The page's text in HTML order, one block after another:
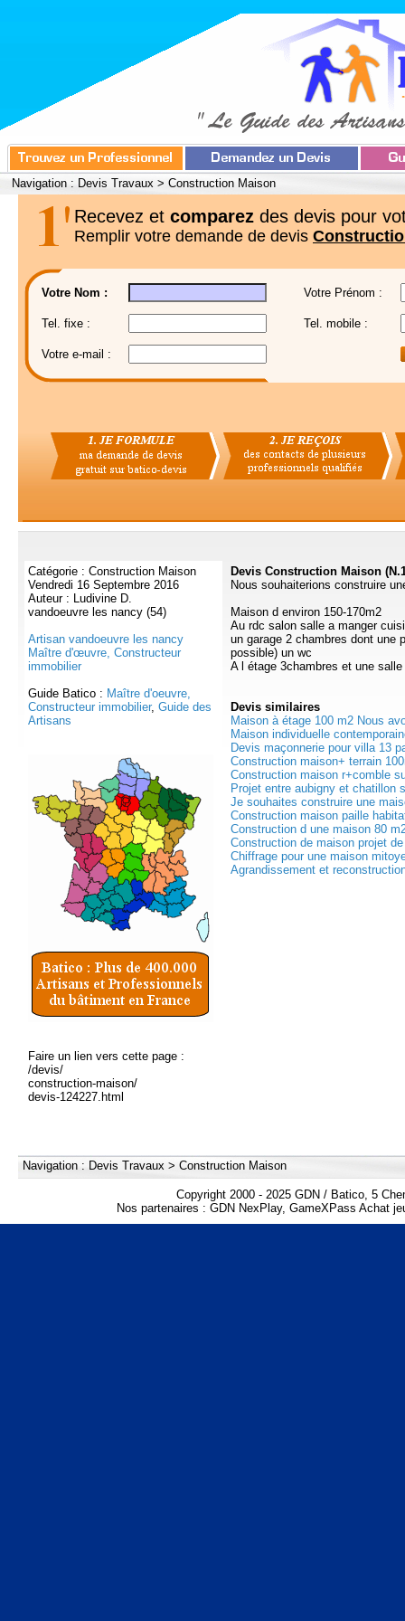
Navigation : Devis Travaux > Construction Maison
Recevez et comparez des devis pour
Remplir votre demande de devis
Votre Nom : Votre Prénom :
Tel. fixe : Tel. mobile :
Votre e-mail :
Catégorie : Construction Maison
Vendredi 16 Septembre 2016
Auteur : Ludivine D.
vandoeuvre les nancy (54)
Artisan vandoeuvre les nancy
Maître d'œuvre, Constructeur
immobilier
Guide Batico : Maître d'oeuvre,
Constructeur immobilier, Guide des
Artisans
Faire un lien vers cette page :
/devis/
construction-maison/
devis-124227.html
Devis Construction Maison
Nous souhaiterions construire
Maison d environ 150-170m2
Au rdc salon salle a manger
un garage 2 chambres dont une
possible) un wc
A l étage 3chambres et une
Devis similaires
Maison à étage 100 m2 Nous
Maison individuelle
Devis maçonnerie pour villa 13
Construction maison+ terrain
Construction maison r+comble
Projet entre aubigny et chatillon
Je souhaites construire une
Construction maison paille
Construction d une maison 80
Construction de maison projet
Chiffrage pour une maison
Agrandissement et
Navigation : Devis Travaux > Construction Maison
Copyright 2000 - 2025 GDN / Batico, 5
Nos partenaires : GDN NexPlay, GameXPass Achat